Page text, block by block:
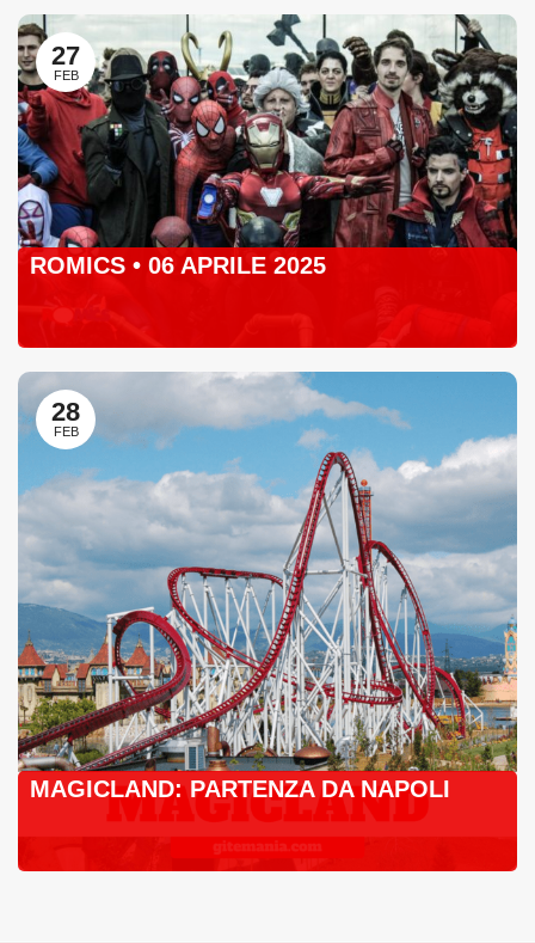
27
FEB
ROMICS • 06 APRILE 2025
28
FEB
MAGICLAND: PARTENZA DA NAPOLI